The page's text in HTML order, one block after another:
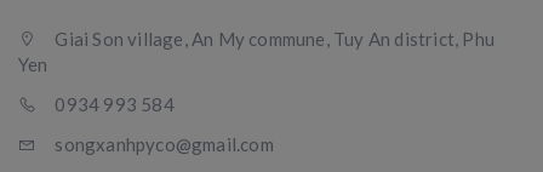
Giai Son village, An My commune, Tuy An district, Phu
Yen
0934 993 584
songxanhpyco@gmail.com